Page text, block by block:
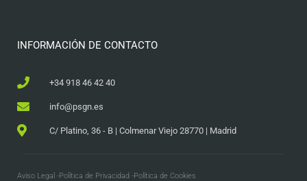
INFORMACIÓN DE CONTACTO
+34 918 46 42 40
info@psgn.es
C/ Platino, 36 - B | Colmenar Viejo 28770 | Madrid
Aviso Legal -Política de Privacidad -Política de Cookies